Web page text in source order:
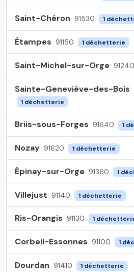
Saint-Chéron 91530 1
Étampes 91150 1 déchetterie
Saint-Michel-sur-Orge 91240
Sainte-Geneviève-des-Bois
1 déchetterie
Briis-sous-Forges 91640 1
Nozay 91620 1 déchetterie
Épinay-sur-Orge 91360 1
Villejust 91140 1 déchetterie
Ris-Orangis 91130 1
Corbeil-Essonnes 91100 1
Dourdan 91410 1 déchetterie